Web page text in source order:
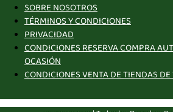
SOBRE NOSOTROS
TÉRMINOS Y CONDICIONES
PRIVACIDAD
CONDICIONES RESERVA COMPRA
OCASIÓN
CONDICIONES VENTA DE TIENDAS